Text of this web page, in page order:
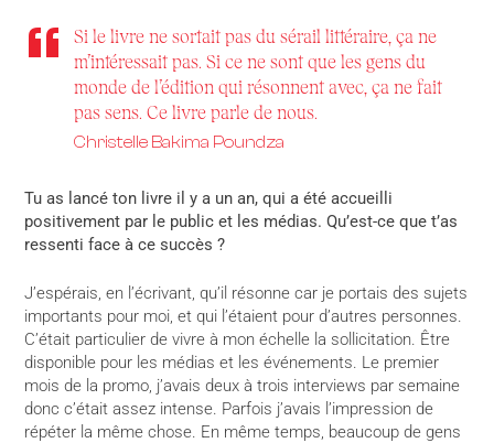
Si le livre ne sortait pas du sérail littéraire, ça ne
m’intéressait pas. Si ce ne sont que les gens du
monde de l’édition qui résonnent avec, ça ne fait
pas sens. Ce livre parle de nous.
Christelle Bakima Poundza
Tu as lancé ton livre il y a un an, qui a été accueilli
positivement par le public et les médias. Qu’est-ce que t’as
ressenti face à ce succès ?
J’espérais, en l’écrivant, qu’il résonne car je portais des sujets
importants pour moi, et qui l’étaient pour d’autres personnes.
C’était particulier de vivre à mon échelle la sollicitation. Être
disponible pour les médias et les événements. Le premier
mois de la promo, j’avais deux à trois interviews par semaine
donc c’était assez intense. Parfois j’avais l’impression de
répéter la même chose. En même temps, beaucoup de gens